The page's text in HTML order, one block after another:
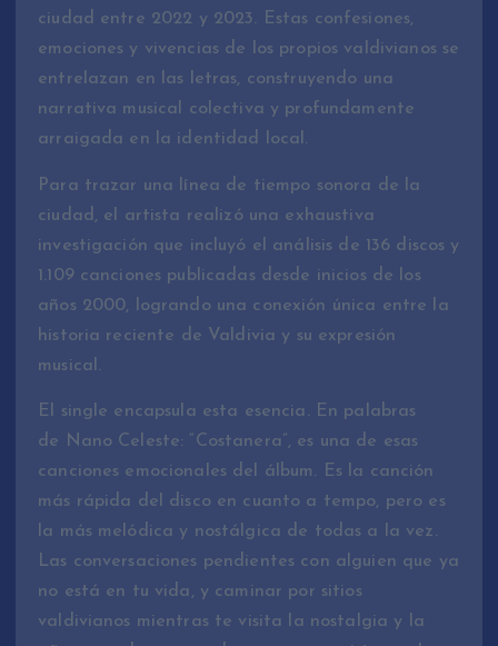
ciudad entre 2022 y 2023. Estas confesiones,
emociones y vivencias de los propios valdivianos se
entrelazan en las letras, construyendo una
narrativa musical colectiva y profundamente
arraigada en la identidad local.
Para trazar una línea de tiempo sonora de la
ciudad, el artista realizó una exhaustiva
investigación que incluyó el análisis de 136 discos y
1.109 canciones publicadas desde inicios de los
años 2000, logrando una conexión única entre la
historia reciente de Valdivia y su expresión
musical.
El single encapsula esta esencia. En palabras
de Nano Celeste: “Costanera”, es una de esas
canciones emocionales del álbum. Es la canción
más rápida del disco en cuanto a tempo, pero es
la más melódica y nostálgica de todas a la vez.
Las conversaciones pendientes con alguien que ya
no está en tu vida, y caminar por sitios
valdivianos mientras te visita la nostalgia y la